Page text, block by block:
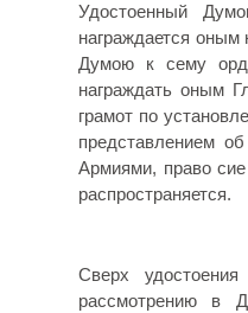
Удостоенный
награждается
Думою к сему
награждать оным
грамот по
представлением
Армиями, право
распространяется.
Сверх
рассмотрению в